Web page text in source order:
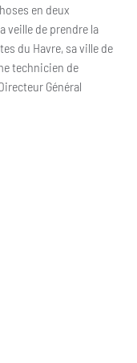
en deux
veille de prendre la
du Havre, sa ville de
technicien de
Général